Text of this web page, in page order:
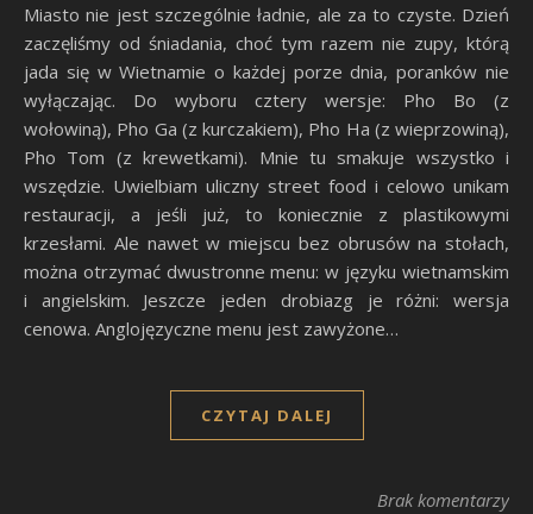
Miasto nie jest szczególnie ładnie, ale za to czyste. Dzień
zaczęliśmy od śniadania, choć tym razem nie zupy, którą
jada się w Wietnamie o każdej porze dnia, poranków nie
wyłączając. Do wyboru cztery wersje: Pho Bo (z
wołowiną), Pho Ga (z kurczakiem), Pho Ha (z wieprzowiną),
Pho Tom (z krewetkami). Mnie tu smakuje wszystko i
wszędzie. Uwielbiam uliczny street food i celowo unikam
restauracji, a jeśli już, to koniecznie z plastikowymi
krzesłami. Ale nawet w miejscu bez obrusów na stołach,
można otrzymać dwustronne menu: w języku wietnamskim
i angielskim. Jeszcze jeden drobiazg je różni: wersja
cenowa. Anglojęzyczne menu jest zawyżone…
CZYTAJ DALEJ
Brak komentarzy